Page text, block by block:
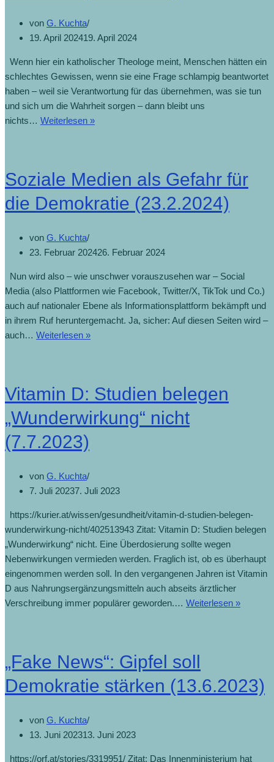
von G. Kuchta
19. April 202419. April 2024
Wenn hier ein katholischer Theologe meint, Menschen hätten ein
schlechtes Gewissen, wenn sie eine Frage schlampig beantwortet
haben – weil sie Verantwortung für das übernehmen, was sie tun
und sich um die Wahrheit sorgen – dann bleibt uns
nichts… Weiterlesen »
Soziale Medien als Gefahr für
die Demokratie (23.2.2024)
von G. Kuchta
23. Februar 202426. Februar 2024
Nun wird also – wie unschwer vorauszusehen war – Social
Media (also Plattformen wie Facebook, Twitter/X, TikTok und Co.)
auch auf nationaler Ebene als Informationsplattform bekämpft und
in ihrem Ruf heruntergemacht. Ja, sicher: Auf diesen Seiten wird –
auch… Weiterlesen »
Vitamin D: Studien belegen
„Wunderwirkung“ nicht
(7.7.2023)
von G. Kuchta
7. Juli 20237. Juli 2023
https://kurier.at/wissen/gesundheit/vitamin-d-studien-belegen-
wunderwirkung-nicht/402513943 Zitat: Vitamin D: Studien belegen
„Wunderwirkung“ nicht. Eine Überdosierung sollte wegen
Nebenwirkungen vermieden werden. Fraglich ist, ob es überhaupt
eingenommen werden soll. In den vergangenen Jahren ist Vitamin
D aus Nahrungsergänzungsmitteln auch abseits ärztlicher
Verschreibung immer populärer geworden.… Weiterlesen »
„Fake News“: Gipfel soll
Demokratie stärken (13.6.2023)
von G. Kuchta
13. Juni 202313. Juni 2023
https://orf.at/stories/3319951/ Zitat: Das Innenministerium hat